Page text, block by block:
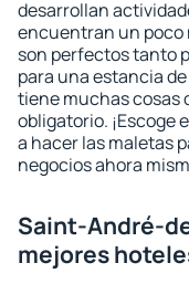
desarrollan
encuentran un poco
son perfectos tanto
para una estancia
tiene muchas cosas
obligatorio. ¡Escoge
a hacer las maletas
negocios ahora
Saint-André-
mejores